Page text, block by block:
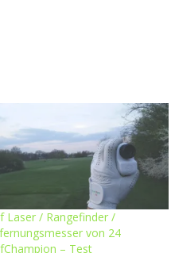
Laser / Rangefinder /
von 24
– Test